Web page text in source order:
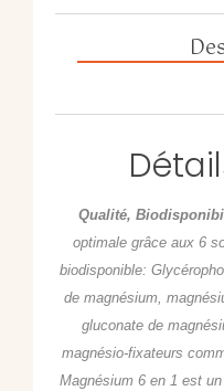
Qualité,
optimale grâce aux 6
biodisponible:
de magnésium,
gluconate de
magnésio-fixateurs
Magnésium 6 en 1 est